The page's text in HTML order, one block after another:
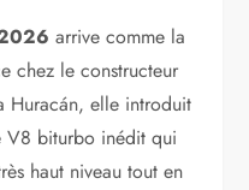
arrive comme la
chez le constructeur
Huracán, elle introduit
V8 biturbo inédit qui
haut niveau tout en